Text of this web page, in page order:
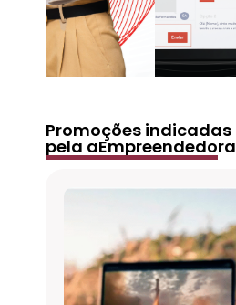
Promoções indicadas
pela aEmpreendedora